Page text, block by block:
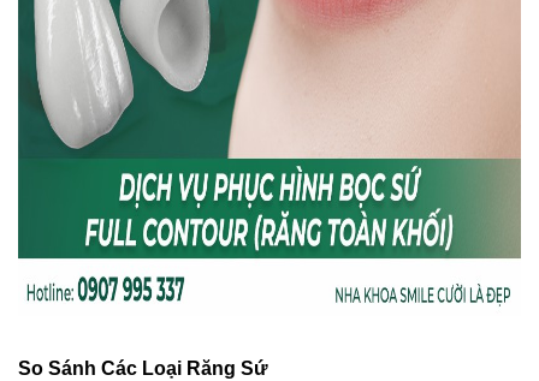
So Sánh Các Loại Răng Sứ